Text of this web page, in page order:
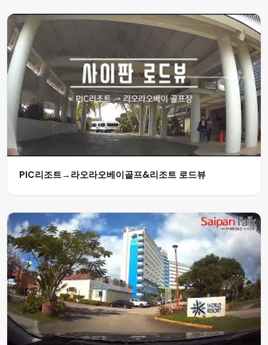
PIC리조트→라오라오베이골프&리조트 로드뷰